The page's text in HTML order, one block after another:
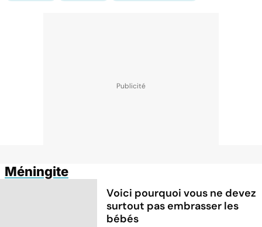
Méningite
Voici pourquoi vous ne devez
surtout pas embrasser les
bébés